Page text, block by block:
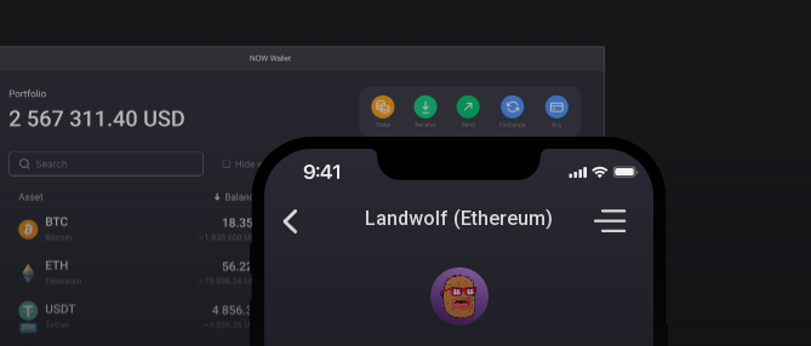
Landwolf (Ethereum)